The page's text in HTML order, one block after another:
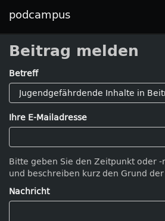
podcampus
Beitrag melden
Betreff
Ihre E-Mailadresse
Bitte geben Sie den Zeitpunkt oder
und beschreiben kurz den Grund
Nachricht